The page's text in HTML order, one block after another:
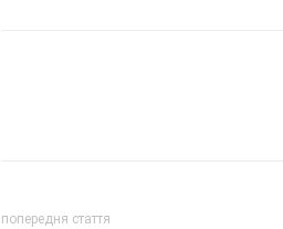
попередня стаття